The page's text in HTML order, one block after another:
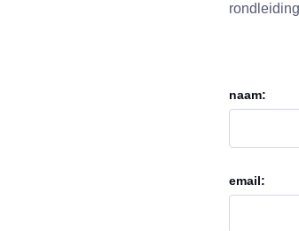
naam:
email: